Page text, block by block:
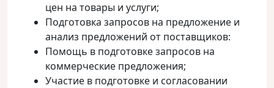
цен на товары и услуги;
Подготовка запросов на предложение и
анализ предложений от поставщиков:
Помощь в подготовке запросов на
коммерческие предложения;
Участие в подготовке и согласовании